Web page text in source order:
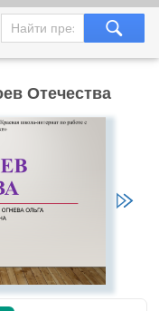
Отечества